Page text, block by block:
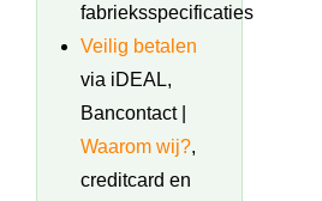
fabrieksspecificaties
Veilig betalen
via iDEAL,
Bancontact |
Waarom wij?,
creditcard en